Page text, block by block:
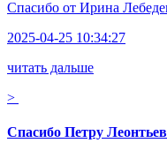
Спасибо от Ирина
2025-04-25 10:34:27
читать дальше
>
Спасибо Петру